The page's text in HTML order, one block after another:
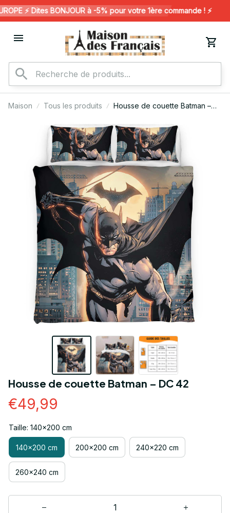
⚡️ Dites BONJOUR à -5% pour votre 1ère commande ! ⚡️
Maison Tous les produits
Housse de couette Batman –
Housse de couette Batman – DC 42
€49,99
Taille: 140x200 cm
140x200 cm 200x200 cm 240x220 cm
260x240 cm